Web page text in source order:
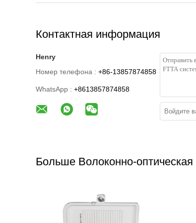
Контактная информация
Henry
Номер телефона : +86-13857874858
WhatsApp : +8613857874858
Больше Волоконно-